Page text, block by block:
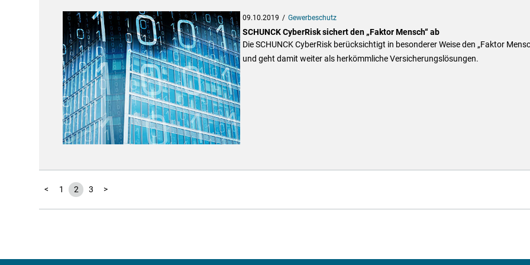
09.10.2019 Gewerbeschutz
SCHUNCK CyberRisk sichert den „Faktor Mensch“ ab
Die SCHUNCK CyberRisk berücksichtigt in besonderer Weise den „Faktor
und geht damit weiter als herkömmliche Versicherungslösungen.
< 1 2 3 >